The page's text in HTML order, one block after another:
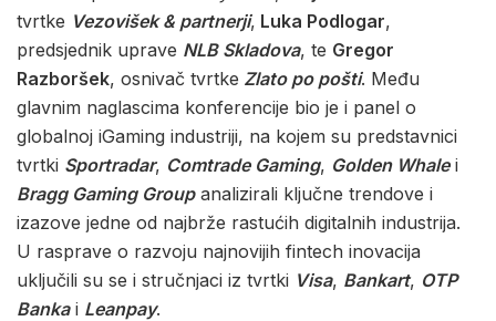
tvrtke Vezovišek & partnerji, Luka Podlogar,
predsjednik uprave NLB Skladova, te Gregor
Razboršek, osnivač tvrtke Zlato po pošti. Među
glavnim naglascima konferencije bio je i panel o
globalnoj iGaming industriji, na kojem su predstavnici
tvrtki Sportradar, Comtrade Gaming, Golden Whalei
Bragg Gaming Groupanalizirali ključne trendove i
izazove jedne od najbrže rastućih digitalnih industrija.
U rasprave o razvoju najnovijih fintech inovacija
uključili su se i stručnjaci iz tvrtki Visa, Bankart, OTP
Bankai Leanpay.